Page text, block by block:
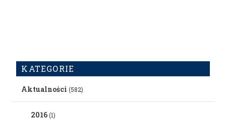
KATEGORIE
Aktualności (582)
2016(1)